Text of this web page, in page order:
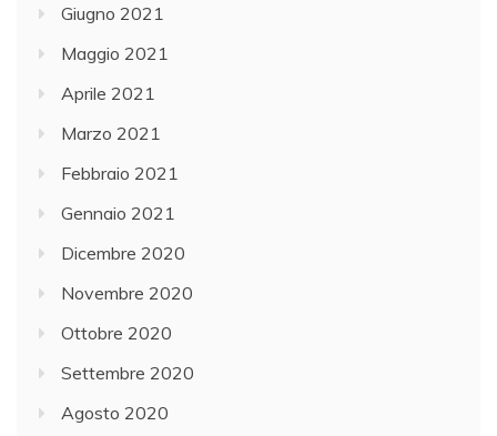
Giugno 2021
Maggio 2021
Aprile 2021
Marzo 2021
Febbraio 2021
Gennaio 2021
Dicembre 2020
Novembre 2020
Ottobre 2020
Settembre 2020
Agosto 2020